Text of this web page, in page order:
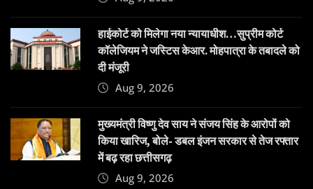
हाईकोर्ट को मिलेगा नया न्यायाधीश…सुप्रीम कोर्ट
कॉलेजियम ने जस्टिस केआर. मोहपात्रा के तबादले को
दी मंजूरी
Aug 9, 2026
मुख्यमंत्री विष्णु देव साय ने संजय सिंह के आरोपों को
किया खारिज, बोले- डबल इंजन सरकार से तेज रफ्तार
में बढ़ रहा छत्तीसगढ़
Aug 9, 2026